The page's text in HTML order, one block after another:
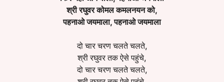
श्री रघुवर कोमल कमलनयन को,
पहनाओ जयमाला, पहनाओ जयमाला
दो चार चरण चलते चलते,
श्री रघुवर तक ऐसे पहुंचे,
दो चार चरण चलते चलते,